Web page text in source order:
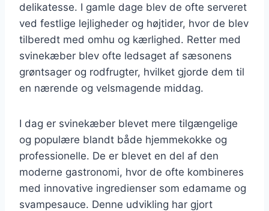
delikatesse. I gamle dage blev de ofte serveret
ved festlige lejligheder og højtider, hvor de blev
tilberedt med omhu og kærlighed. Retter med
svinekæber blev ofte ledsaget af sæsonens
grøntsager og rodfrugter, hvilket gjorde dem til
en nærende og velsmagende middag.
I dag er svinekæber blevet mere tilgængelige
og populære blandt både hjemmekokke og
professionelle. De er blevet en del af den
moderne gastronomi, hvor de ofte kombineres
med innovative ingredienser som edamame og
svampesauce. Denne udvikling har gjort